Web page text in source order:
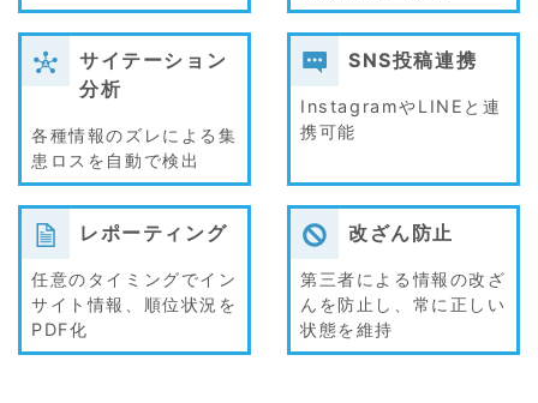
サイテーション
分析
各種情報のズレによる集
患ロスを自動で検出
SNS投稿連携
InstagramやLINEと連
携可能
レポーティング
任意のタイミングでイン
サイト情報、順位状況を
PDF化
改ざん防止
第三者による情報の改ざ
んを防止し、常に正しい
状態を維持